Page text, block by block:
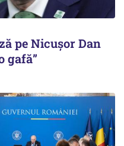
pe Nicușor Dan
gafă”